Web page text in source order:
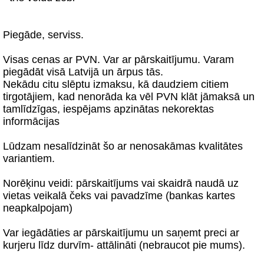
Piegāde, serviss.
Visas cenas ar PVN. Var ar pārskaitījumu. Varam
piegādāt visā Latvijā un ārpus tās.
Nekādu citu slēptu izmaksu, kā daudziem citiem
tirgotājiem, kad nenorāda ka vēl PVN klāt jāmaksā un
tamlīdzīgas, iespējams apzinātas nekorektas
informācijas
Lūdzam nesalīdzināt šo ar nenosakāmas kvalitātes
variantiem.
Norēķinu veidi: pārskaitījums vai skaidrā naudā uz
vietas veikalā čeks vai pavadzīme (bankas kartes
neapkalpojam)
Var iegādāties ar pārskaitījumu un saņemt preci ar
kurjeru līdz durvīm- attālināti (nebraucot pie mums).